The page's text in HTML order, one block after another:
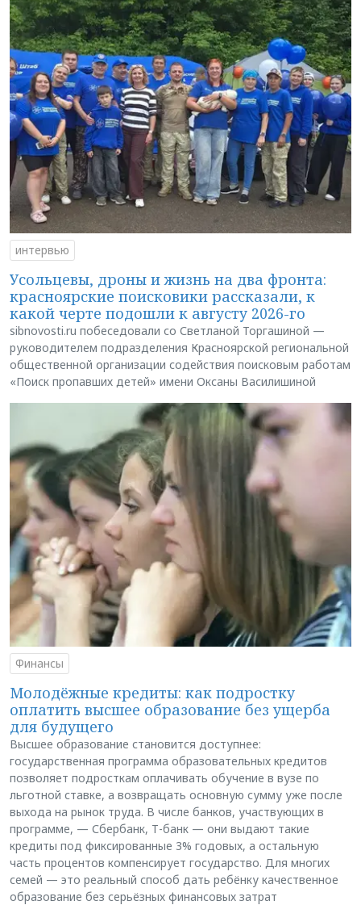
интервью
Усольцевы, дроны и жизнь на два фронта:
красноярские поисковики рассказали, к
какой черте подошли к августу 2026-го
sibnovosti.ru побеседовали со Светланой Торгашиной —
руководителем подразделения Красноярской региональной
общественной организации содействия поисковым работам
«Поиск пропавших детей» имени Оксаны Василишиной
Финансы
Молодёжные кредиты: как подростку
оплатить высшее образование без ущерба
для будущего
Высшее образование становится доступнее:
государственная программа образовательных кредитов
позволяет подросткам оплачивать обучение в вузе по
льготной ставке, а возвращать основную сумму уже после
выхода на рынок труда. В числе банков, участвующих в
программе, — Сбербанк, Т-банк — они выдают такие
кредиты под фиксированные 3% годовых, а остальную
часть процентов компенсирует государство. Для многих
семей — это реальный способ дать ребёнку качественное
образование без серьёзных финансовых затрат